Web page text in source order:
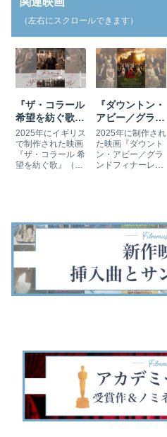
（左右にスクロールできます）
『ザ・コラール
希望を紡ぐ歌』
の挿入曲とサン
トラ
2025年にイギリス
で制作された映画
『ザ・コラール 希
望を紡ぐ歌』（原
陥っていた合唱団
が偏屈な指揮者を
迎えあらたな試み
画です。『英国
万…
『ダウントン・
アビー／グラン
ドフィナーレ』
の挿入曲とサン
トラ
2025年に制作され
た映画『ダウント
ン・アビー／グラ
ンドフィナーレ』
す。1930年、長女
メアリーの離婚や
パットモアの引退
などを通し…